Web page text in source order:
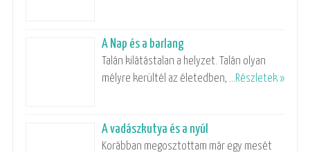
A Nap és a barlang
Talán kilátástalan a helyzet. Talán olyan
mélyre kerültél az életedben, …Részletek »
A vadászkutya és a nyúl
Korábban megosztottam már egy mesét